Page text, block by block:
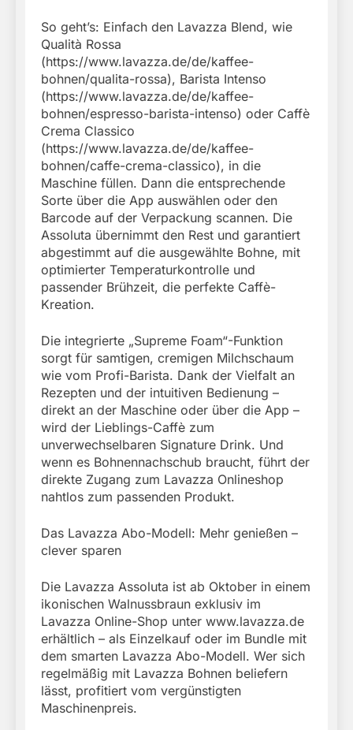
So geht’s: Einfach den Lavazza Blend, wie
Qualità Rossa
(https://www.lavazza.de/de/kaffee-
bohnen/qualita-rossa), Barista Intenso
(https://www.lavazza.de/de/kaffee-
bohnen/espresso-barista-intenso) oder Caffè
Crema Classico
(https://www.lavazza.de/de/kaffee-
bohnen/caffe-crema-classico), in die
Maschine füllen. Dann die entsprechende
Sorte über die App auswählen oder den
Barcode auf der Verpackung scannen. Die
Assoluta übernimmt den Rest und garantiert
abgestimmt auf die ausgewählte Bohne, mit
optimierter Temperaturkontrolle und
passender Brühzeit, die perfekte Caffè-
Kreation.
Die integrierte „Supreme Foam“-Funktion
sorgt für samtigen, cremigen Milchschaum
wie vom Profi-Barista. Dank der Vielfalt an
Rezepten und der intuitiven Bedienung –
direkt an der Maschine oder über die App –
wird der Lieblings-Caffè zum
unverwechselbaren Signature Drink. Und
wenn es Bohnennachschub braucht, führt der
direkte Zugang zum Lavazza Onlineshop
nahtlos zum passenden Produkt.
Das Lavazza Abo-Modell: Mehr genießen –
clever sparen
Die Lavazza Assoluta ist ab Oktober in einem
ikonischen Walnussbraun exklusiv im
Lavazza Online-Shop unter www.lavazza.de
erhältlich – als Einzelkauf oder im Bundle mit
dem smarten Lavazza Abo-Modell. Wer sich
regelmäßig mit Lavazza Bohnen beliefern
lässt, profitiert vom vergünstigten
Maschinenpreis.